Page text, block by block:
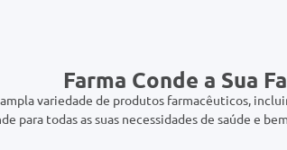
Farma Conde a Sua
variedade de produtos farmacêuticos,
para todas as suas necessidades de saúde e